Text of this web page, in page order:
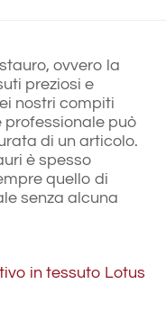
ovvero la
preziosi e
nostri compiti
professionale può
di un articolo.
è spesso
quello di
senza alcuna
in tessuto Lotus